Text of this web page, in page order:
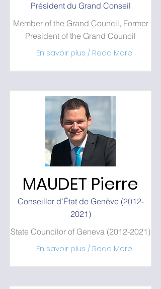
Président du Grand Conseil
Member of the Grand Council, Former
President of the Grand Council
En savoir plus / Read More
MAUDET Pierre
Conseiller d’État de Genève (2012-
2021)
State Councilor of Geneva (2012-2021)
En savoir plus / Read More